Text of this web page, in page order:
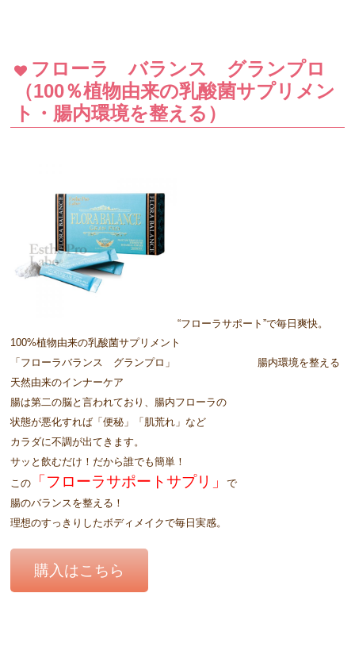
フローラ バランス グランプロ
（100％植物由来の乳酸菌サプリメン
ト・腸内環境を整える）
“フローラサポート”で毎日爽快。
100%植物由来の乳酸菌サプリメント
「フローラバランス グランプロ」 腸内環境を整える
天然由来のインナーケア
腸は第二の脳と言われており、腸内フローラの
状態が悪化すれば「便秘」「肌荒れ」など
カラダに不調が出てきます。
サッと飲むだけ！だから誰でも簡単！
この
「フローラサポートサプリ」で
腸のバランスを整える！
理想のすっきりしたボディメイクで毎日実感。
購入はこちら